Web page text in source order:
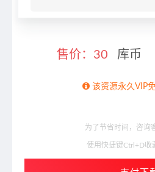
售价： 30 库币
该资源永久VIP
为了节省时间，咨询
使用快捷键Ctrl+D收